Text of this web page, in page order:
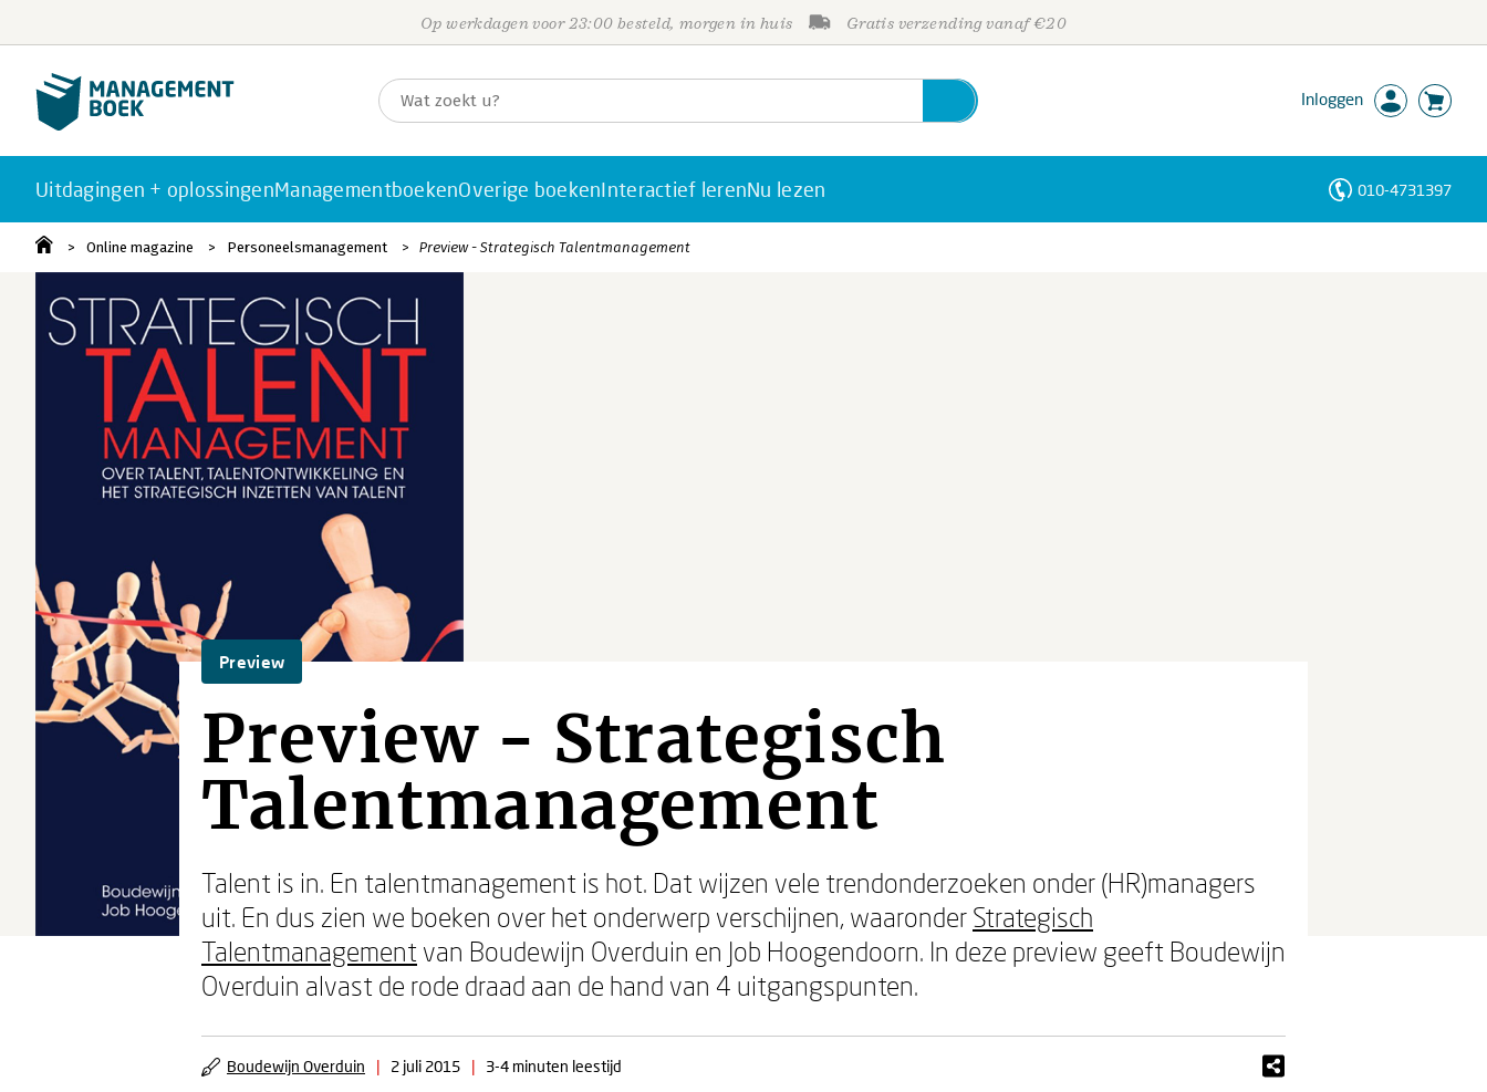
Op werkdagen voor 23:00 besteld, morgen in huis Gratis verzending vanaf €20
Inloggen
Uitdagingen + oplossingenManagementboekenOverige boekenInteractief lerenNu lezen 010-4731397
Online magazine Personeelsmanagement Preview - Strategisch Talentmanagement
Preview
Preview - Strategisch
Talentmanagement
Talent is in. En talentmanagement is hot. Dat wijzen vele trendonderzoeken onder (HR)managers
uit. En dus zien we boeken over het onderwerp verschijnen, waaronder Strategisch
Talentmanagement van Boudewijn Overduin en Job Hoogendoorn. In deze preview geeft Boudewijn
Overduin alvast de rode draad aan de hand van 4 uitgangspunten.
Boudewijn Overduin | 2 juli 2015 | 3-4 minuten leestijd
Personen